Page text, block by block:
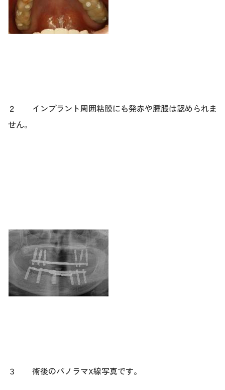
２ インプラント周囲粘膜にも発赤や腫脹は認められま
せん。
３ 術後のパノラマX線写真です。